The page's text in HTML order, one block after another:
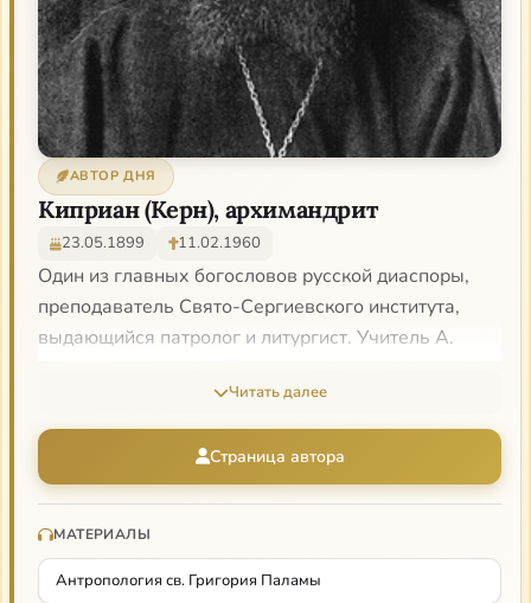
АВТОР ДНЯ
Киприан (Керн), архимандрит
23.05.1899 11.02.1960
Один из главных богословов русской диаспоры,
преподаватель Свято-Сергиевского института,
выдающийся патролог и литургист. Учитель А.
Иларион (Алфеев)
Читать далее
Страница автора
МАТЕРИАЛЫ
Антропология св. Григория Паламы